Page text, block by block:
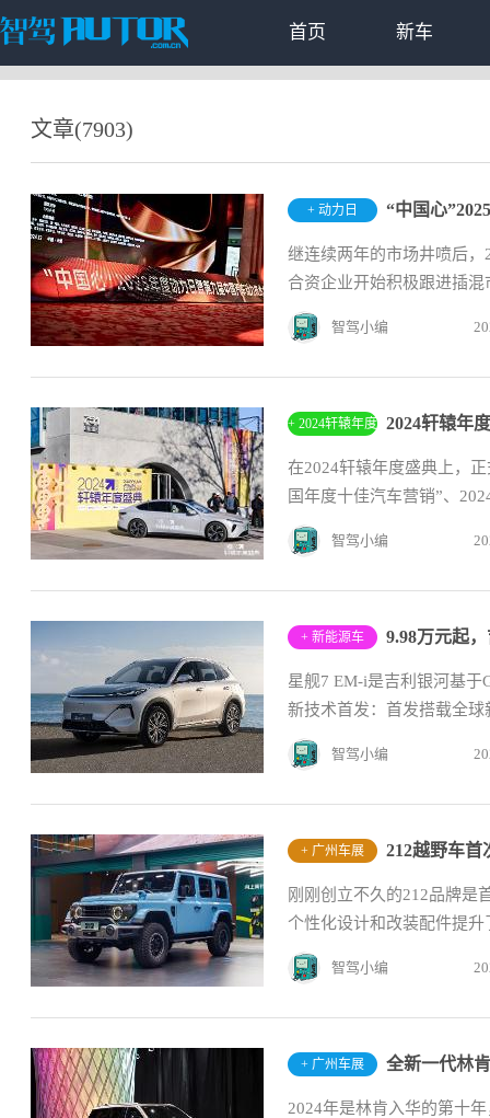
首页 新车
文章(7903)
+ 动力日 “中国心
继连续两年的市场井喷后
合资企业开始积极跟进插
智驾小编
+ 2024轩辕年度 2024轩辕年
在2024轩辕年度盛典上，
国年度十佳汽车营销”、
智驾小编
+ 新能源车 9.98万元起
星舰7 EM-i是吉利银河基
新技术首发：首发搭载全
智驾小编
+ 广州车展 212越野车首
刚刚创立不久的212品牌是
个性化设计和改装配件提
智驾小编
+ 广州车展 全新一代林
2024年是林肯入华的第十